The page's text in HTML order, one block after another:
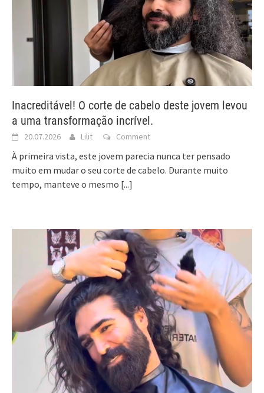
Inacreditável! O corte de cabelo deste jovem levou
a uma transformação incrível.
20.07.2026 Lilit Comment
À primeira vista, este jovem parecia nunca ter pensado
muito em mudar o seu corte de cabelo. Durante muito
tempo, manteve o mesmo [...]